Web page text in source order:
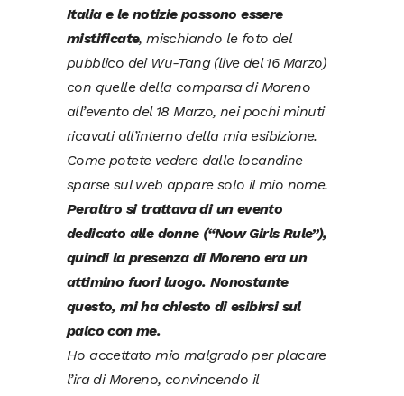
Italia e le notizie possono essere
mistificate, mischiando le foto del
pubblico dei Wu-Tang (live del 16 Marzo)
con quelle della comparsa di Moreno
all’evento del 18 Marzo, nei pochi minuti
ricavati all’interno della mia esibizione.
Come potete vedere dalle locandine
sparse sul web appare solo il mio nome.
Peraltro si trattava di un evento
dedicato alle donne (“Now Girls Rule”),
quindi la presenza di Moreno era un
attimino fuori luogo. Nonostante
questo, mi ha chiesto di esibirsi sul
palco con me.
Ho accettato mio malgrado per placare
l’ira di Moreno, convincendo il